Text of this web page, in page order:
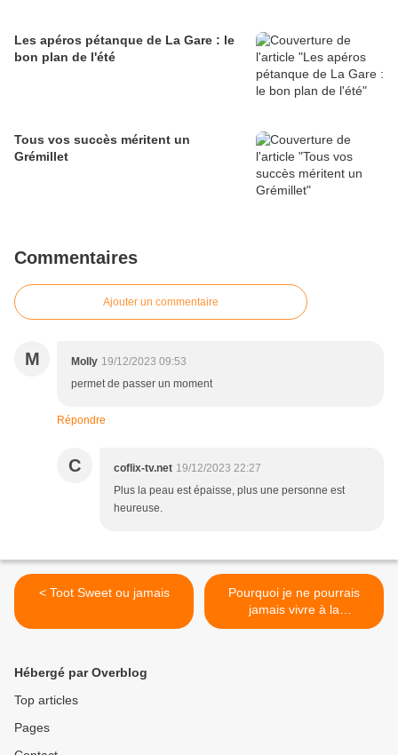
Les apéros pétanque de La Gare : le
bon plan de l'été
Tous vos succès méritent un
Grémillet
Commentaires
Ajouter un commentaire
M Molly 19/12/2023 09:53
permet de passer un moment
Répondre
C coflix-tv.net 19/12/2023 22:27
Plus la peau est épaisse, plus une personne est
heureuse.
< Toot Sweet ou jamais
Pourquoi je ne pourrais
jamais vivre à la
campagne… >
Hébergé par Overblog
Top articles
Pages